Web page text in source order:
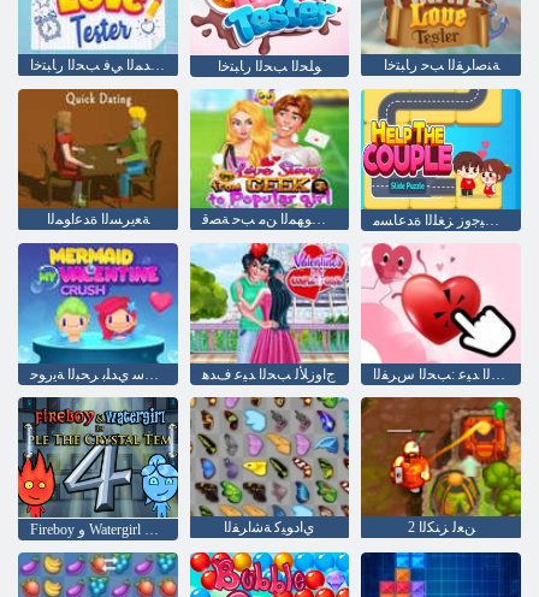
ﺔﺳﺭﺪﻤﻟﺍ ﻲﻓ ﺐﺤﻟﺍ ﺭﺎﺒﺘﺧﺍ ﻮﻠﺤﻟﺍ ﺐﺤﻟﺍ ﺭﺎﺒﺘﺧﺍ ﺔﻨﺻﺍﺮﻘﻟﺍ ﺐﺣ ﺭﺎﺒﺘﺧﺍ
ﺔﻌﻳﺮﺴﻟﺍ ﺓﺪﻋﺍﻮﻤﻟﺍ ﺔﻴﺒﻌﺷ ﺓﺎﺘﻓ ﻰﻟﺇ ﺱﻮﻬﻤﻟﺍ ﻦﻣ ﺐﺣ ﺔﺼﻗ ﺔﺤﻳﺮﺸﻟﺍ ﻦﻴﺟﻭﺯ ﺰﻐﻠﻟﺍ ﺓﺪﻋﺎﺴﻣ
ﺐﺤﻟﺍ ﺪﻴﻋ ﻖﺤﺳ ﻱﺪﻠﺑ ﺮﺤﺒﻟﺍ ﺔﻳﺭﻮﺣ ﺝﺍﻭﺯﻸ ﻟ ﺐﺤﻟﺍ ﺪﻴﻋ ﻑﺪﻫ ﺐﺤﻟﺍ ﺪﻴﻋ :ﺐﺤﻟﺍ ﺱﺮﻔﻟﺍ
ﻱﺍﺩﻮﻴﻛ ﺔﺷﺍﺮﻔﻟﺍ 2 ﻦﻌﻟ ﺰﻨﻜﻟﺍ